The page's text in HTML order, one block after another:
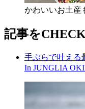
かわいいお土産
記事をCHECK
手ぶらで叶える
In JUNGLIA